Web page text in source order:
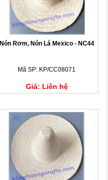
Nón Rơm, Nón Lá Mexico - NC44
Mã SP: KP/CC08071
Giá: Liên hệ